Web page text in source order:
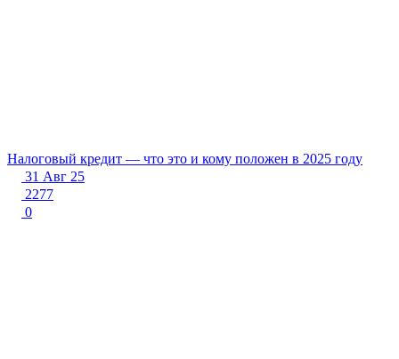
Налоговый кредит — что это и кому положен в 2025 году
31 Авг 25
2277
0